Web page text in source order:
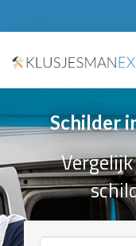
Schilder